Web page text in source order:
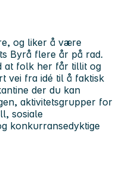
og liker å være
Byrå flere år på rad.
at folk her får tillit og
vei fra idé til å faktisk
der du kan
aktivitetsgrupper for
sosiale
konkurransedyktige